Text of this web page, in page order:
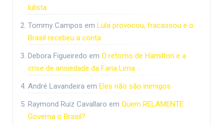
lulista
Tommy Campos em Lula provocou, fracassou e o
Brasil recebeu a conta
Debora Figueiredo em O retorno de Hamilton e a
crise de ansiedade da Faria Lima
André Lavandeira em Eles não são inimigos
Raymond Ruiz Cavallaro em Quem RELAMENTE
Governa o Brasil?